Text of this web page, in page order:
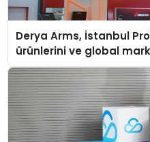
Derya Arms, İstanbul
ürünlerini ve global